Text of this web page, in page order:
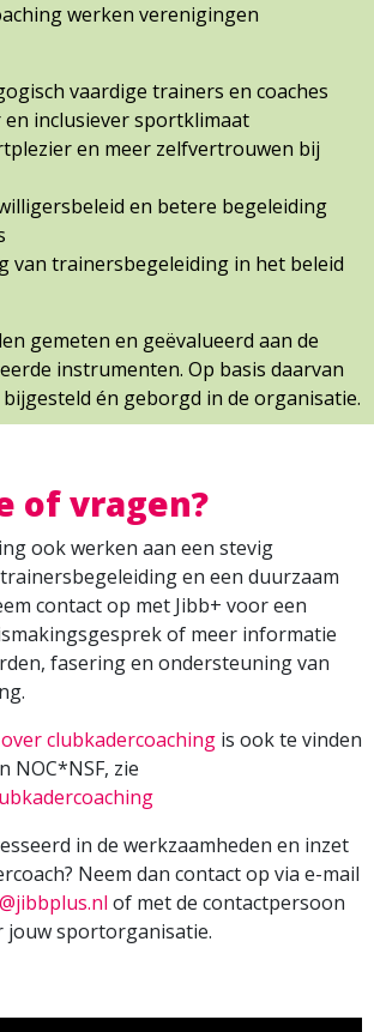
werken verenigingen
vaardige trainers en coaches
en inclusiever sportklimaat
en meer zelfvertrouwen bij
en betere begeleiding
van trainersbegeleiding in het beleid
gemeten en geëvalueerd aan de
instrumenten. Op basis daarvan
én geborgd in de organisatie.
of vragen?
ook werken aan een stevig
en een duurzaam
contact op met Jibb+ voor een
of meer informatie
fasering en ondersteuning van
clubkadercoaching is ook te vinden
NOC*NSF, zie
in de werkzaamheden en inzet
Neem dan contact op via e-mail
of met de contactpersoon
jouw sportorganisatie.